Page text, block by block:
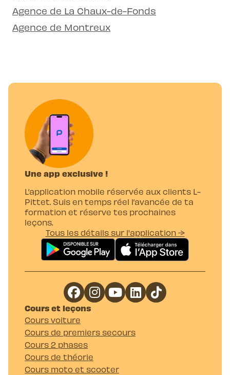
Agence de La Chaux-de-Fonds
Agence de Montreux
Une app exclusive !
L’application mobile réservée aux clients L-
Pittet. Suis en temps réel l’avancée de ta
formation et réserve tes prochaines
leçons.
Tous les détails sur l'application →
Cours et leçons
Cours voiture
Cours de premiers secours
Cours 2 phases
Cours de théorie
Cours moto et scooter